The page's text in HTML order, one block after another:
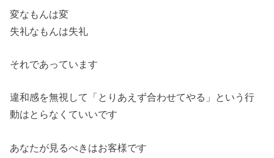
変なもんは変
失礼なもんは失礼
それであっています
違和感を無視して「とりあえず合わせてやる」という行
動はとらなくていいです
あなたが見るべきはお客様です